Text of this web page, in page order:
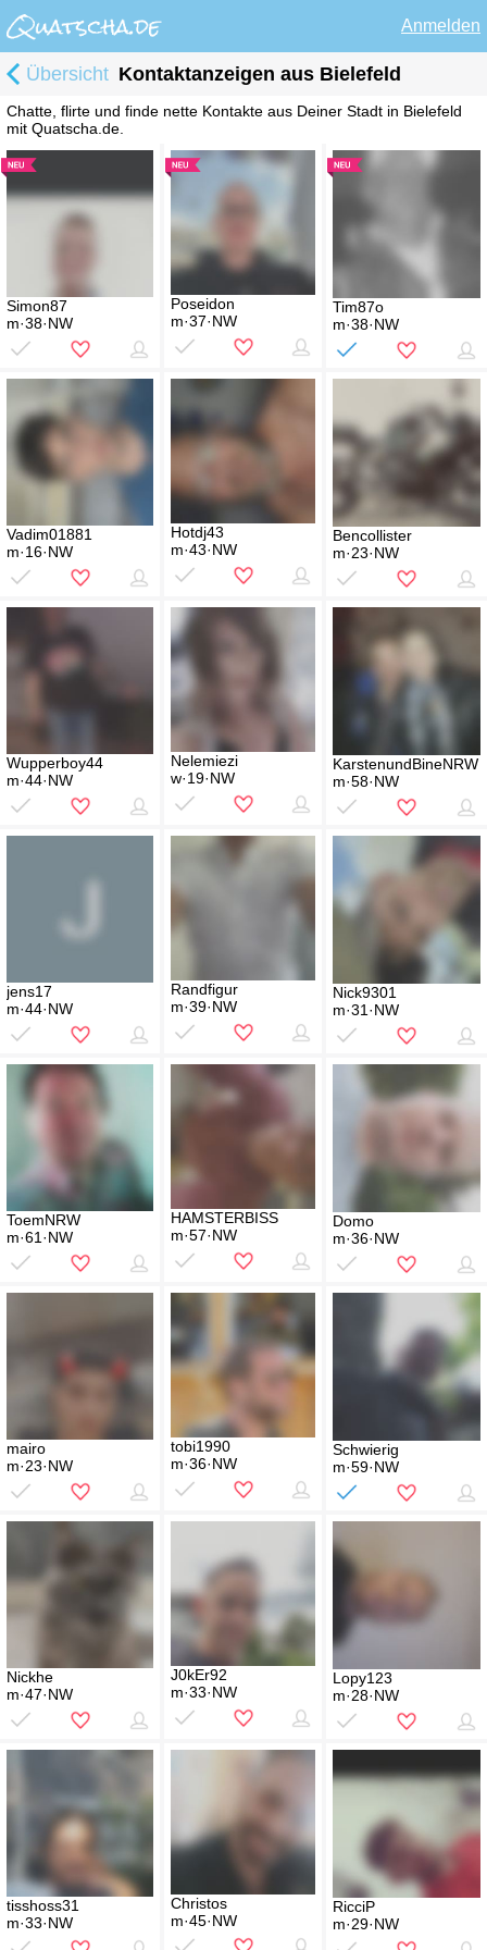
Anmelden
Übersicht Kontaktanzeigen aus Bielefeld
Chatte, flirte und finde nette Kontakte aus Deiner Stadt in Bielefeld
mit Quatscha.de.
Simon87
m·38·NW
Poseidon
m·37·NW
Tim87o
m·38·NW
Vadim01881
m·16·NW
Hotdj43
m·43·NW
Bencollister
m·23·NW
Wupperboy44
m·44·NW
Nelemiezi
w·19·NW
KarstenundBineNRW
m·58·NW
jens17
m·44·NW
Randfigur
m·39·NW
Nick9301
m·31·NW
ToemNRW
m·61·NW
HAMSTERBISS
m·57·NW
Domo
m·36·NW
mairo
m·23·NW
tobi1990
m·36·NW
Schwierig
m·59·NW
Nickhe
m·47·NW
J0kEr92
m·33·NW
Lopy123
m·28·NW
tisshoss31
m·33·NW
Christos
m·45·NW
RicciP
m·29·NW